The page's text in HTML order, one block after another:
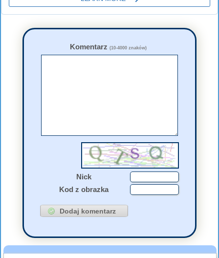
Komentarz (10-4000 znaków)
Nick
Kod z obrazka